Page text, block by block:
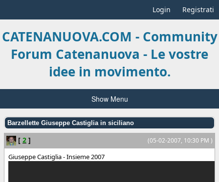
Login Registrati
CATENANUOVA.COM - Community
Forum Catenanuova - Le vostre
idee in movimento.
Show Menu
Barzellette Giuseppe Castiglia in siciliano
(05-02-2007, 10:30 PM )
[ 2 ]
Giuseppe Castiglia - Insieme 2007